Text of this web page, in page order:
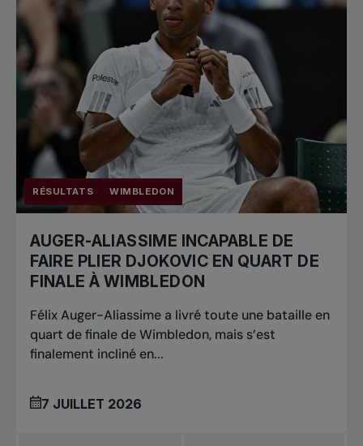
RÉSULTATS WIMBLEDON
AUGER-ALIASSIME INCAPABLE DE
FAIRE PLIER DJOKOVIC EN QUART DE
FINALE À WIMBLEDON
Félix Auger-Aliassime a livré toute une bataille en
quart de finale de Wimbledon, mais s’est
finalement incliné en...
7 JUILLET 2026